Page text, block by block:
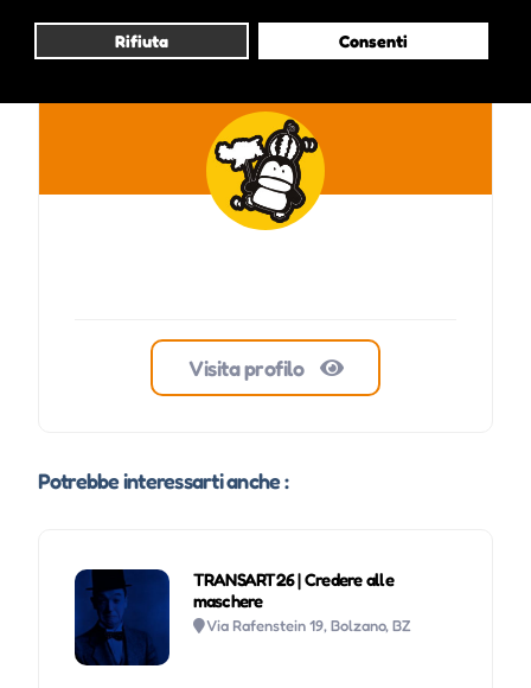
Rifiuta Consenti
Visita profilo
Potrebbe interessarti anche :
TRANSART26 | Credere alle
maschere
Via Rafenstein 19, Bolzano, BZ